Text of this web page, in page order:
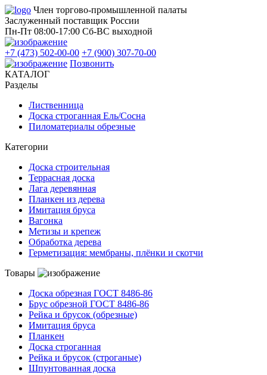
Член торгово-промышленной палаты
Заслуженный поставщик России
Пн-Пт 08:00-17:00 Сб-ВС выходной
+7 (473) 502-00-00 +7 (900) 307-70-00
Позвонить
КАТАЛОГ
Разделы
Лиственница
Доска строганная Ель/Сосна
Пиломатериалы обрезные
Категории
Доска строительная
Террасная доска
Лага деревянная
Планкен из дерева
Имитация бруса
Вагонка
Метизы и крепеж
Обработка дерева
Герметизация: мембраны, плёнки и скотчи
Товары
Доска обрезная ГОСТ 8486-86
Брус обрезной ГОСТ 8486-86
Рейка и брусок (обрезные)
Имитация бруса
Планкен
Доска строганная
Рейка и брусок (строганые)
Шпунтованная доска